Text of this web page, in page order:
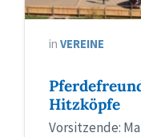
in VEREINE
Hitzköpfe
Vorsitzende: